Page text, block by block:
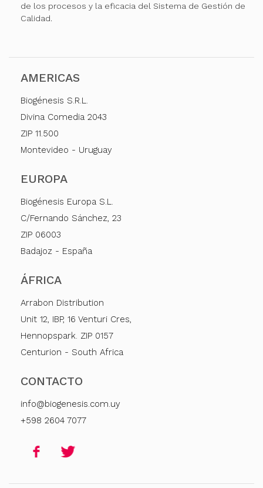
de los procesos y la eficacia del Sistema de Gestión de
Calidad.
AMERICAS
Biogénesis S.R.L.
Divina Comedia 2043
ZIP 11.500
Montevideo - Uruguay
EUROPA
Biogénesis Europa S.L.
C/Fernando Sánchez, 23
ZIP 06003
Badajoz - España
ÁFRICA
Arrabon Distribution
Unit 12, IBP, 16 Venturi Cres,
Hennopspark. ZIP 0157
Centurion - South Africa
CONTACTO
info@biogenesis.com.uy
+598 2604 7077